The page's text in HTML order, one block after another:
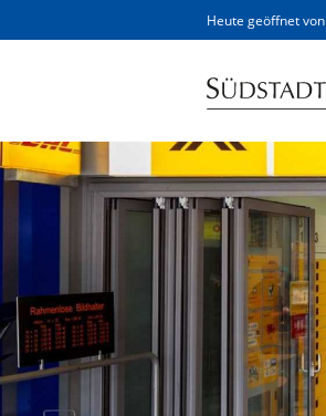
Heute geöffnet von